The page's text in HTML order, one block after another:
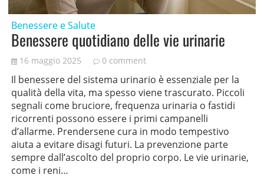
Benessere e Salute
Benessere quotidiano delle vie urinarie
16 maggio 2025 0 comment
Il benessere del sistema urinario è essenziale per la
qualità della vita, ma spesso viene trascurato. Piccoli
segnali come bruciore, frequenza urinaria o fastidi
ricorrenti possono essere i primi campanelli
d’allarme. Prendersene cura in modo tempestivo
aiuta a evitare disagi futuri. La prevenzione parte
sempre dall’ascolto del proprio corpo. Le vie urinarie,
come i reni…